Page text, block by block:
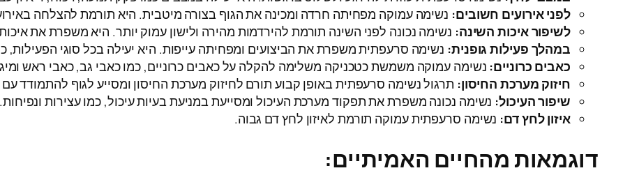
לפני אירועים חשובים: נשימה עמוקה מפחיתה חרדה ומכינה את הגוף בצורה מיטבית. היא תורמת להצלחה
לשיפור איכות השינה: נשימה נכונה לפני השינה תורמת להירדמות מהירה ולישון עמוק יותר. היא משפרת את
במהלך פעילות גופנית: נשימה סרעפתית משפרת את הביצועים ומפחיתה עייפות. היא יעילה בכל סוגי הפעילות,
כאבים כרוניים: נשימה עמוקה משמשת כטכניקה משלימה להקלה על כאבים כרוניים, כמו כאבי גב, כאבי ראש
חיזוק מערכת החיסון: תרגול נשימה סרעפתית באופן קבוע תורם לחיזוק מערכת החיסון ומסייע לגוף להתמודד
שיפור העיכול: נשימה נכונה משפרת את תפקוד מערכת העיכול ומסייעת במניעת בעיות עיכול, כמו עצירות ונפיחות.
איזון לחץ דם: נשימה סרעפתית עמוקה תורמת לאיזון לחץ דם גבוה.
דוגמאות מהחיים האמיתיים: